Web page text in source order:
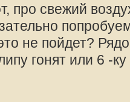
про свежий
не пойдет?
гонят или 6 -